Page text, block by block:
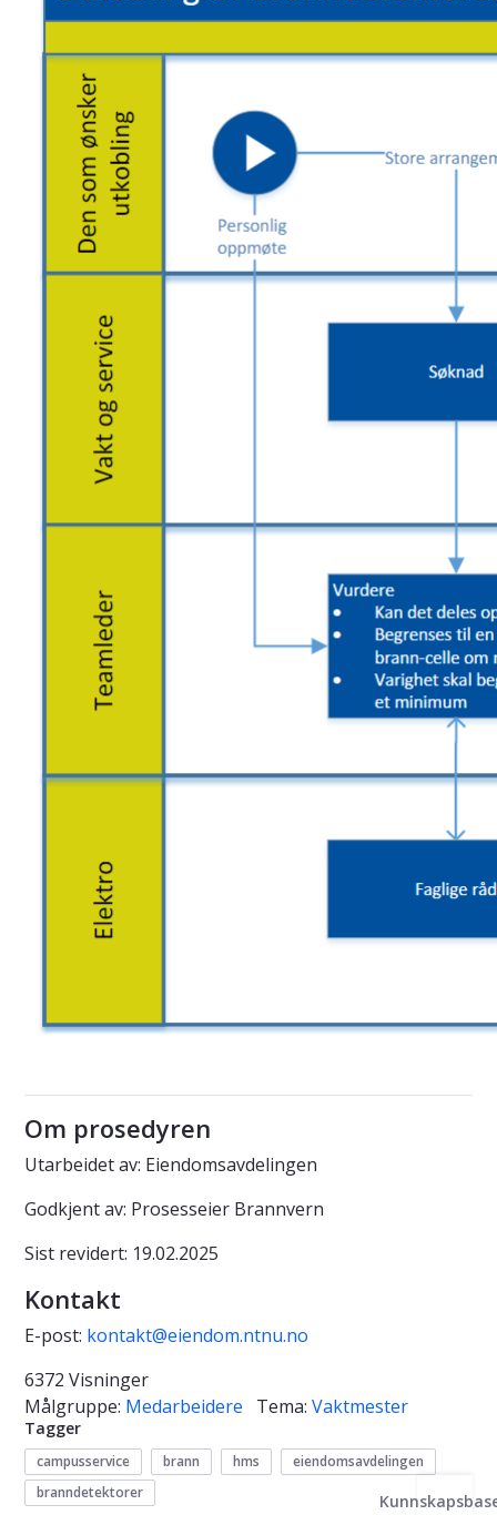
Om prosedyren
Utarbeidet av: Eiendomsavdelingen
Godkjent av: Prosesseier Brannvern
Sist revidert: 19.02.2025
Kontakt
E-post: kontakt@eiendom.ntnu.no
6372 Visninger
Målgruppe: Medarbeidere Tema: Vaktmester
Tagger
campusservice brann hms
eiendomsavdelingen
branndetektorer